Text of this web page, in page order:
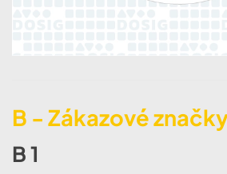
B - Zákazové
B 1